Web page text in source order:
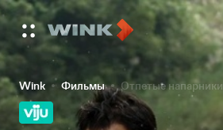
Wink Фильмы Отпетые напарники